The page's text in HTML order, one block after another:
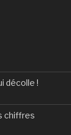
décolle !
chiffres